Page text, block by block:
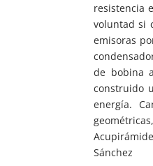
resistencia
voluntad si
emisoras
de bobina
construido
energía.
Sánchez